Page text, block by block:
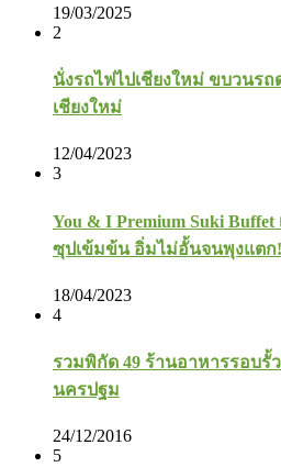
19/03/2025
2
นั่งรถไฟไปเชียงใหม่ ขบวนร
เชียงใหม่
12/04/2023
3
You & I Premium Suki
ซุปเข้มข้น อิ่มไม่อั้นจนพุงแตก!
18/04/2023
4
รวมพิกัด 49 ร้านอาหารรอบ
นครปฐม
24/12/2016
5